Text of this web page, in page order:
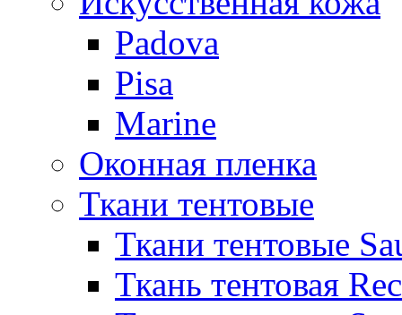
Padova
Pisa
Marine
Оконная пленка
Ткани тентовые
Ткани тентовые
Ткань тентовая